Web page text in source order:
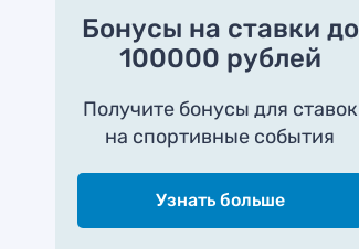
Бонусы на ставки до
100000 рублей
Получите бонусы для ставок
на спортивные события
Узнать больше